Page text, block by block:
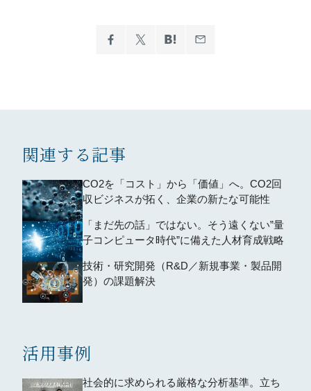
関連する記事
CO2を「コスト」から「価値」へ。CO2回
収ビジネスが拓く、企業の新たな可能性
「まだ先の話」ではない。そう遠くない”量
子コンピュータ時代”に備えた人材育成戦略
技術・研究開発（R&D／新規事業・製品開
発）の課題解決
活用事例
社会的に求められる厳格な分析基準。立ち